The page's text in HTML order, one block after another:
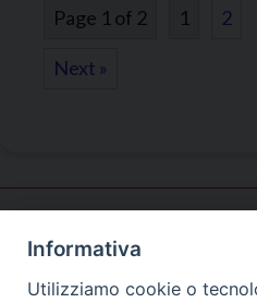
Page 1 of 2 1 2
Next »
Informativa
Utilizziamo cookie o